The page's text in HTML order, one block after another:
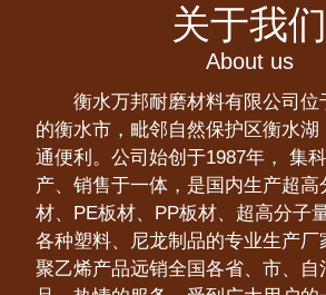
关于我们
About us
衡水万邦耐磨材料有限公司位
的衡水市，毗邻自然保护区衡水湖
通便利。公司始创于1987年， 集
产、销售于一体，是国内生产超高
材、PE板材、PP板材、超高分子
各种塑料、尼龙制品的专业生产厂
聚乙烯产品远销全国各省、市、自